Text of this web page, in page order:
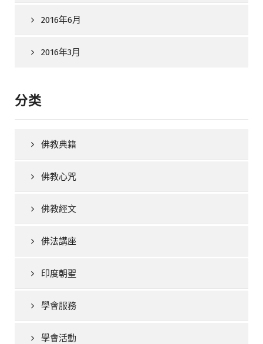
2016年6月
2016年3月
分类
佛教典籍
佛教心咒
佛教經文
佛法講座
印度朝聖
學會服務
學會活動